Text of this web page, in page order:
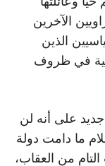
الآخرين
الذين
في ظروف
جديد على أنه لن
ما دامت دولة
التام من العقاب،